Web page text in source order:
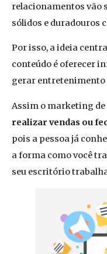
relacionamentos vão
sólidos e duradouros
Por isso, a ideia
conteúdo é oferecer
gerar entretenimento
Assim o marketing
realizar vendas ou
pois a pessoa já
a forma como você
seu escritório